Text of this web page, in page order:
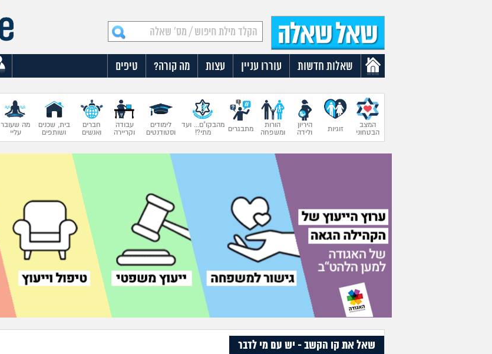
שאלות חדשות עוררו עניין עצות מה קורה? טיפים
המצב
הבטחוני
זוגיות
היריון
ולידה
הורות
ומשפחה
מתבגרים
מהבקו"ם... ועד
מתי?!
לימודים
וסטודנטים
עבודה
וקריירה
חברים
ואנשים
בית, שכנים
ושותפים
מה שעובר
עליי
שאל את קו הקשב - יש עם מי לדבר